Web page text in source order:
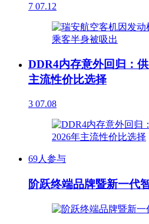
7 07.12
DDR4内存意外回归：
主流性价比选择
3 07.08
69人参与
阶跃终端品牌暨新一代